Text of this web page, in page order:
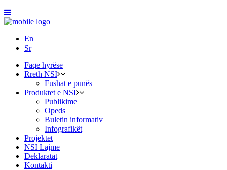
En
Sr
Faqe hyrëse
Rreth NSI
Fushat e punës
Produktet e NSI
Publikime
Opeds
Buletin informativ
Infografikët
Projektet
NSI Lajme
Deklaratat
Kontakti